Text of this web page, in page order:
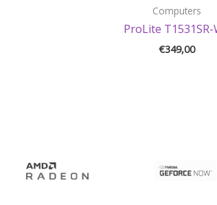
Computers
ProLite T1531SR-
€349,00